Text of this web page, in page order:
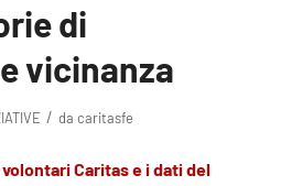
di
vicinanza
/ da caritasfe
Caritas e i dati del